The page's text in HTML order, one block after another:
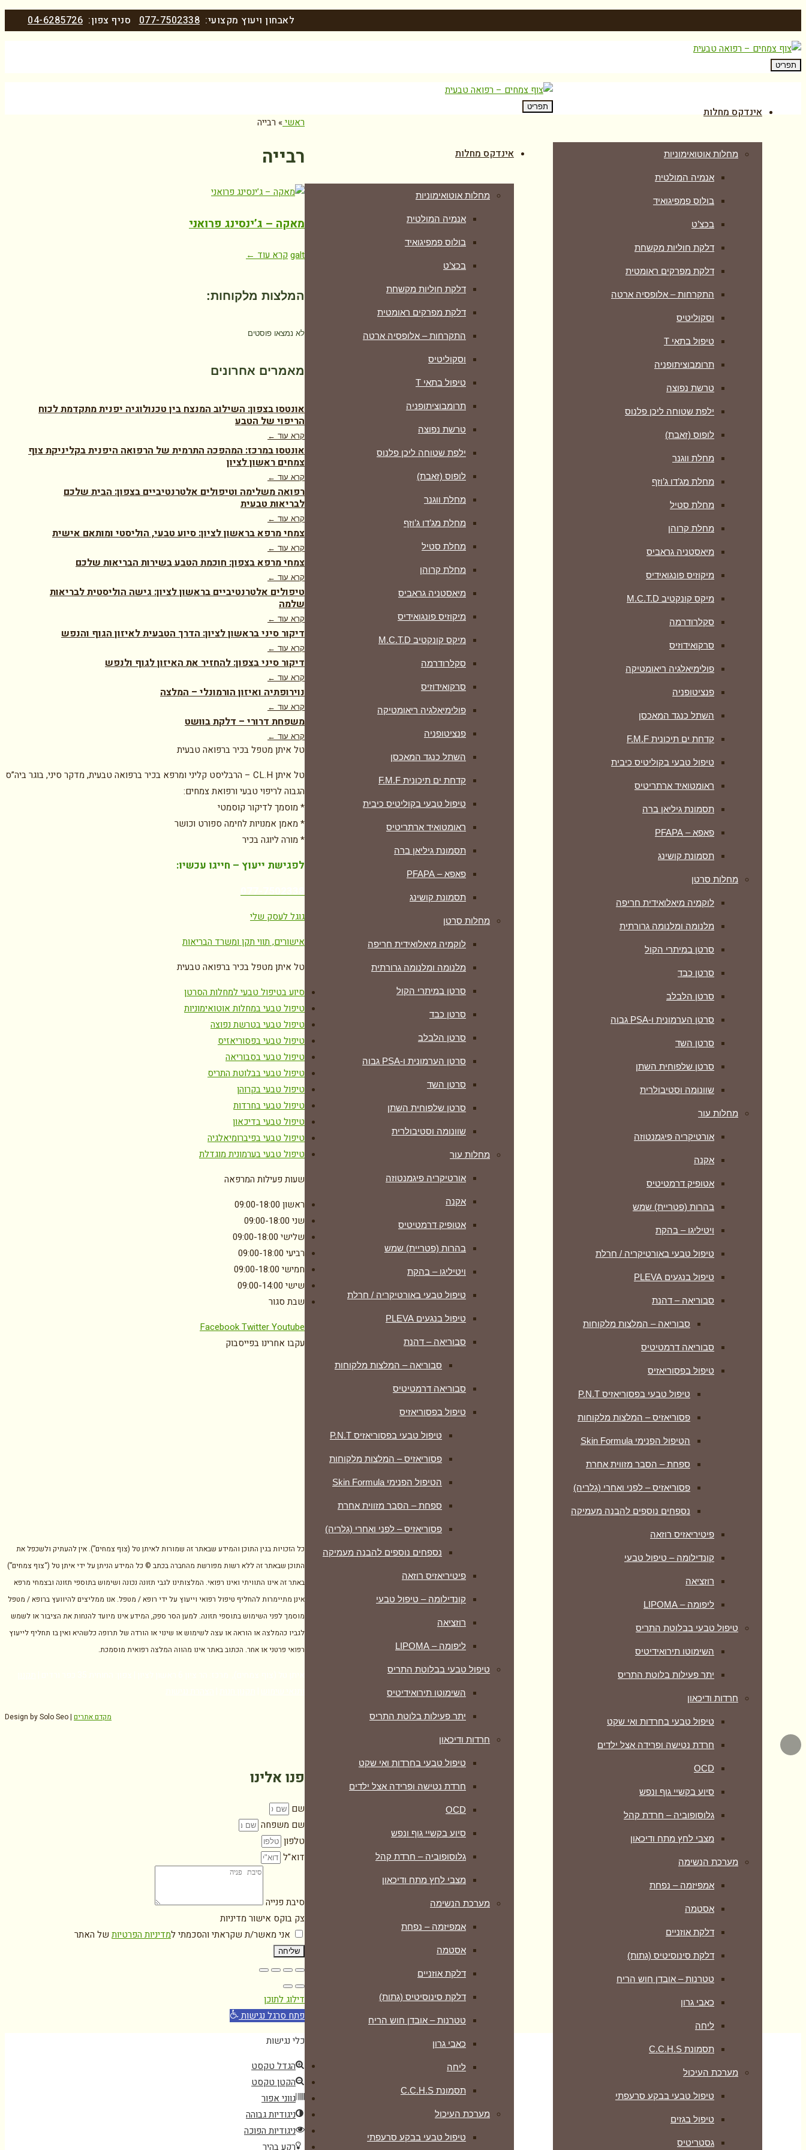
לאבחון ויעוץ מקצועי: 077-7502338 סניף צפון: 04-6285726
תפריט
אינדקס מחלות
מחלות אוטואימוניות
אנמיה המולטית
בולוס פמפיגואיד
בכצ’ט
דלקת חוליות מקשחת
דלקת מפרקים ראומטית
התקרחות – אלופסיה ארטה
וסקוליטיס
טיפול בתאי T
תרומבוציתופניה
טרשת נפוצה
ילפת שטוחה ליכן פלנוס
לופוס (זאבת)
מחלת ווגנר
מחלת מג’דו ג’וזף
מחלת סטיל
מחלת קרוהן
מיאסטניה גראביס
מיקוזיס פונגואידיס
מיקס קונקטיב M.C.T.D
סקלרודרמה
סרקואידוזיס
פולימיאלגיה ריאומטיקה
‏פנציטופניה
השתל כנגד המאכסן
קדחת ים תיכונית F.M.F
טיפול טבעי בקוליטיס כיבית
ראומטואיד ארתריטיס
תסמונת גיליאן ברה
פאפא – PFAPA
תסמונת קושינג
מחלות סרטן
לוקמיה מיאלואידית חריפה
מלנומה ומלנומה גרורתית
סרטן במיתרי הקול
סרטן כבד
סרטן הלבלב
סרטן הערמונית ו-PSA גבוה
סרטן השד
סרטן שלפוחית השתן
שוונומה וסטיבולרית
מחלות עור
אורטיקריה פיגמנטוזה
אקנה
אטופיק דרמטיטיס
בהרות (פטריית) שמש
ויטיליגו – בהקת
טיפול טבעי באורטיקריה / חרלת
טיפול בנגעים PLEVA
סבוריאה – דהנת
סבוריאה – המלצות מלקוחות
סבוריאה דרמטיטיס
טיפול בפסוריאזיס
טיפול טבעי בפסוריאזיס P.N.T
פסוריאזיס – המלצות מלקוחות
הטיפול הפנימי Skin Formula
ספחת – הסבר מזווית אחרת
פסוריאזיס – לפני ואחרי (גלריה)
נספחים נוספים להבנה מעמיקה
פיטיריאזיס רוזאה
קונדילומה – טיפול טבעי
רוזציאה
ליפומה – LIPOMA
טיפול טבעי בבלוטת התריס
השימוטו תירואידיטיס
יתר פעילות בלוטת התריס
חרדות ודיכאון
טיפול טבעי בחרדות ואי שקט
חרדת נטישה ופרידה אצל ילדים
OCD
סיוע בקשיי גוף ונפש
גלוסופוביה – חרדת קהל
מצבי לחץ מתח ודיכאון
מערכת הנשימה
אמפיזמה – נפחת
אסטמה
דלקת אוזניים
דלקת סינוסיטיס (גתות)
טטרנות – אובדן חוש הריח
כאבי גרון
ליחה
תסמונת C.C.H.S
מערכת העיכול
טיפול טבעי בבקע סרעפתי
טיפול בגזים
גסטריטיס
תפריט
אינדקס מחלות
מחלות אוטואימוניות
אנמיה המולטית
בולוס פמפיגואיד
בכצ’ט
דלקת חוליות מקשחת
דלקת מפרקים ראומטית
התקרחות – אלופסיה ארטה
וסקוליטיס
טיפול בתאי T
תרומבוציתופניה
טרשת נפוצה
ילפת שטוחה ליכן פלנוס
לופוס (זאבת)
מחלת ווגנר
מחלת מג’דו ג’וזף
מחלת סטיל
מחלת קרוהן
מיאסטניה גראביס
מיקוזיס פונגואידיס
מיקס קונקטיב M.C.T.D
סקלרודרמה
סרקואידוזיס
פולימיאלגיה ריאומטיקה
‏פנציטופניה
השתל כנגד המאכסן
קדחת ים תיכונית F.M.F
טיפול טבעי בקוליטיס כיבית
ראומטואיד ארתריטיס
תסמונת גיליאן ברה
פאפא – PFAPA
תסמונת קושינג
מחלות סרטן
לוקמיה מיאלואידית חריפה
מלנומה ומלנומה גרורתית
סרטן במיתרי הקול
סרטן כבד
סרטן הלבלב
סרטן הערמונית ו-PSA גבוה
סרטן השד
סרטן שלפוחית השתן
שוונומה וסטיבולרית
מחלות עור
אורטיקריה פיגמנטוזה
אקנה
אטופיק דרמטיטיס
בהרות (פטריית) שמש
ויטיליגו – בהקת
טיפול טבעי באורטיקריה / חרלת
טיפול בנגעים PLEVA
סבוריאה – דהנת
סבוריאה – המלצות מלקוחות
סבוריאה דרמטיטיס
טיפול בפסוריאזיס
טיפול טבעי בפסוריאזיס P.N.T
פסוריאזיס – המלצות מלקוחות
הטיפול הפנימי Skin Formula
ספחת – הסבר מזווית אחרת
פסוריאזיס – לפני ואחרי (גלריה)
נספחים נוספים להבנה מעמיקה
פיטיריאזיס רוזאה
קונדילומה – טיפול טבעי
רוזציאה
ליפומה – LIPOMA
טיפול טבעי בבלוטת התריס
השימוטו תירואידיטיס
יתר פעילות בלוטת התריס
חרדות ודיכאון
טיפול טבעי בחרדות ואי שקט
חרדת נטישה ופרידה אצל ילדים
OCD
סיוע בקשיי גוף ונפש
גלוסופוביה – חרדת קהל
מצבי לחץ מתח ודיכאון
מערכת הנשימה
אמפיזמה – נפחת
אסטמה
דלקת אוזניים
דלקת סינוסיטיס (גתות)
טטרנות – אובדן חוש הריח
כאבי גרון
ליחה
תסמונת C.C.H.S
מערכת העיכול
טיפול טבעי בבקע סרעפתי
ראשי» רבייה
רבייה
מאקה – ג’ינסינג פרואני
galt קרא עוד ←
המלצות מלקוחות:
לא נמצאו פוסטים
מאמרים אחרונים
אונטסו בצפון: השילוב המנצח בין טכנולוגיה יפנית מתקדמת לכוח
הריפוי של הטבע
קרא עוד ←
אונטסו במרכז: המהפכה התרמית של הרפואה היפנית בקליניקת צוף
צמחים ראשון לציון
קרא עוד ←
רפואה משלימה וטיפולים אלטרנטיביים בצפון: הבית שלכם
לבריאות טבעית
קרא עוד ←
צמחי מרפא בראשון לציון: סיוע טבעי, הוליסטי ומותאם אישית
קרא עוד ←
צמחי מרפא בצפון: חוכמת הטבע בשירות הבריאות שלכם
קרא עוד ←
טיפולים אלטרנטיביים בראשון לציון: גישה הוליסטית לבריאות
שלמה
קרא עוד ←
דיקור סיני בראשון לציון: הדרך הטבעית לאיזון הגוף והנפש
קרא עוד ←
דיקור סיני בצפון: להחזיר את האיזון לגוף ולנפש
קרא עוד ←
נוירופתיה ואיזון הורמונלי – המלצה
קרא עוד ←
משפחת דרורי – דלקת בוושט
קרא עוד ←
טל איתן מטפל בכיר ברפואה טבעית
טל איתן CL.H – הרבליסט קליני ומרפא בכיר ברפואה טבעית, מדקר סיני, בוגר ביה”ס
הגבוה לריפוי טבעי ורפואת צמחים:
* מוסמך לדיקור קוסמטי
* מאמן אמנויות לחימה ספורט וכושר
* מורה ליוגה בכיר
לפגישת ייעוץ – חייגו עכשיו:
גוגל לעסק שלי
אישורים, תווי תקן ומשרד הבריאות
טל איתן מטפל בכיר ברפואה טבעית
סיוע בטיפול טבעי למחלות הסרטן
טיפול טבעי במחלות אוטואימוניות
טיפול טבעי בטרשת נפוצה
טיפול טבעי בפסוריאזיס
טיפול טבעי בסבוריאה
טיפול טבעי בבלוטת התריס
טיפול טבעי בקרוהן
טיפול טבעי בחרדות
טיפול טבעי בדיכאון
טיפול טבעי בפיברומיאלגיה
טיפול טבעי בערמונית מוגדלת
שעות פעילות המרפאה
ראשון 09:00-18:00
שני 09:00-18:00
שלישי 09:00-18:00
רביעי 09:00-18:00
חמישי 09:00-18:00
שישי 09:00-14:00
שבת סגור
FacebookTwitterYoutube
עקבו אחרינו בפייסבוק
כל הזכויות בגין התוכן והמידע שבאתר זה שמורות לאיתן טל (צוף צמחים”). אין להעתיק ולשכפל את
התוכן שבאתר זה ללא רשות מפורשת מהחברה בכתב © כל המידע הניתן על ידי איתן טל (“צוף צמחים”)
באתר זה אינו התוויתי ואינו רפואי. המלצותינו לגבי תזונה נכונה ושימוש בתוספי תזונה ובצמחי מרפא
אינן מתיימרות להחליף טיפול רפואי וייעוץ על ידי רופא / מטפל. אנו ממליצים להיוועץ ברופא / מטפל
מוסמך לפני השימוש בתוספי תזונה. למען הסר ספק, המידע אינו מיועד להנחות את הציבור או לשמש
לגביו כהמלצה או הוראה או עצה לשימוש או שינוי או הורדה של תרופה כלשהיא ואין בו תחליף לייעוץ
רפואי פרטני או אחר. הכתוב באתר אינו מהווה המלצה רפואית מוסמכת.
Design by Solo Seo | מקדם אתרים
פנו אלינו
שם
שם משפחה
טלפון
דוא"ל
סיבת פנייה
צק בוקס אישור מדיניות
אני מאשר/ת שקראתי והסכמתי למדיניות הפרטיות של האתר
שליחה
דילוג לתוכן
פתח סרגל נגישות
כלי נגישות
הגדל טקסט
הקטן טקסט
גווני אפור
ניגודיות גבוהה
ניגודיות הפוכה
רקע בהיר